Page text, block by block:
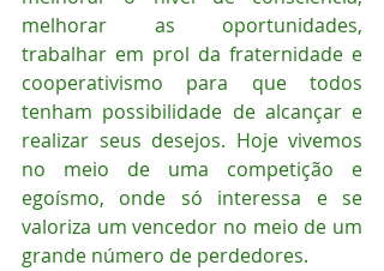
melhorar as oportunidades,
trabalhar em prol da fraternidade e
cooperativismo para que todos
tenham possibilidade de alcançar e
realizar seus desejos. Hoje vivemos
no meio de uma competição e
egoísmo, onde só interessa e se
valoriza um vencedor no meio de um
grande número de perdedores.